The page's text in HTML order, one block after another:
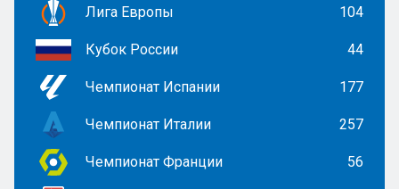
Лига Европы 104
Кубок России 44
Чемпионат Испании 177
Чемпионат Италии 257
Чемпионат Франции 56